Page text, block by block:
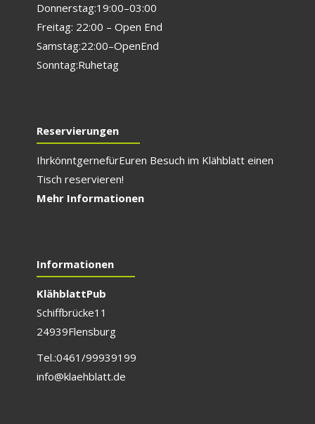
Donnerstag: 19:00 – 03:00
Freitag: 22:00 – Open End
Samstag: 22:00 – Open End
Sonntag: Ruhetag
Reservierungen
Ihr könnt gerne für Euren Besuch im Klähblatt einen
Tisch reservieren!
Mehr Informationen
Informationen
Klähblatt Pub
Schiffbrücke 11
24939 Flensburg
Tel.: 0461/999 391 99
info@klaehblatt.de